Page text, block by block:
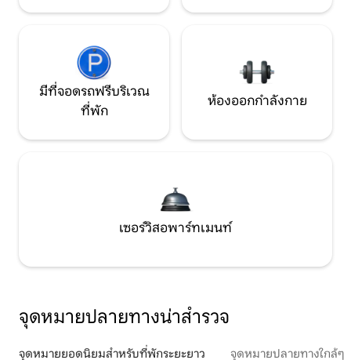
มีที่จอดรถฟรีบริเวณ
ที่พัก
ห้องออกกำลังกาย
เซอร์วิสอพาร์ทเมนท์
จุดหมายปลายทางน่าสำรวจ
จุดหมายยอดนิยมสำหรับที่พักระยะยาว จุดหมายปลายทางใกล้ๆ